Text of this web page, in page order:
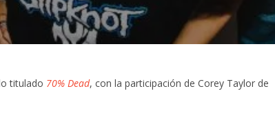
titulado 70% Dead, con la participación de Corey Taylor de